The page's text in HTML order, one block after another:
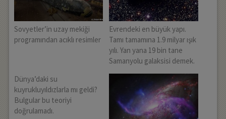
Sovyetler’in uzay mekiği
programından acıklı resimler
Evrendeki en büyük yapı.
Tamı tamamına 1.9 milyar ışık
yılı. Yan yana 19 bin tane
Samanyolu galaksisi demek.
Dünya’daki su
kuyrukluyıldızlarla mı geldi?
Bulgular bu teoriyi
doğrulamadı.